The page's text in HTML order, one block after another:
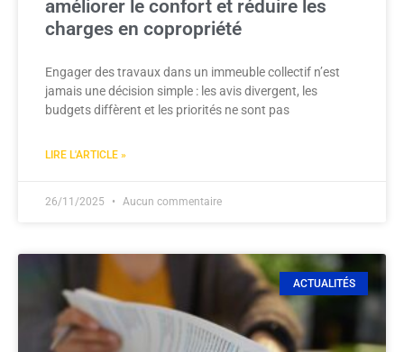
améliorer le confort et réduire les
charges en copropriété
Engager des travaux dans un immeuble collectif n’est
jamais une décision simple : les avis divergent, les
budgets diffèrent et les priorités ne sont pas
LIRE L'ARTICLE »
26/11/2025 Aucun commentaire
ACTUALITÉS